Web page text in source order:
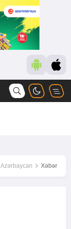
Azərbaycan Xəbər